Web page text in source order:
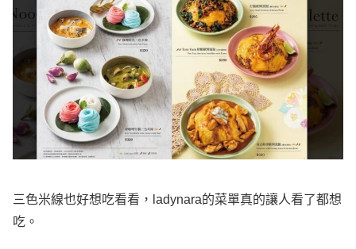
三色米線也好想吃看看，ladynara的菜單真的讓人看了都想
吃。